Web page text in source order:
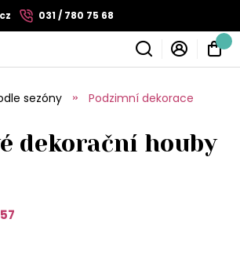
031 / 780 75 68
sezóny Podzimní dekorace
dekorační houby